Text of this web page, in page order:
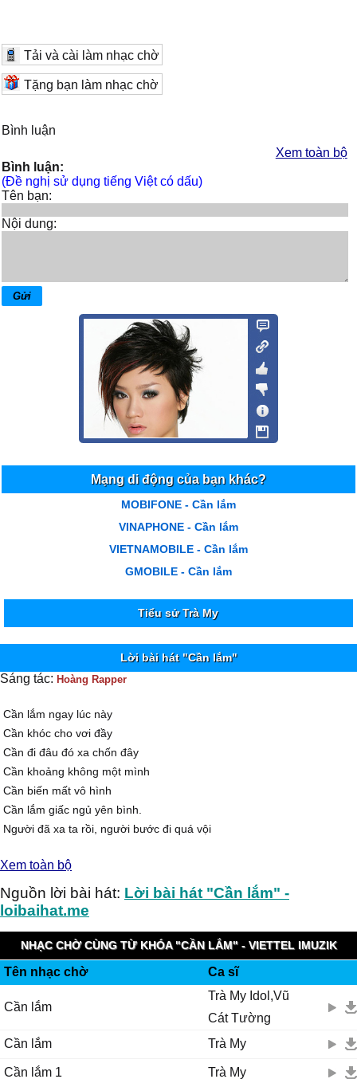
Tải và cài làm nhạc chờ
Tặng bạn làm nhạc chờ
Bình luận
Xem toàn bộ
Bình luận:
(Đề nghị sử dụng tiếng Việt có dấu)
Tên bạn:
Nội dung:
Mạng di động của bạn khác?
MOBIFONE - Cần lắm
VINAPHONE - Cần lắm
VIETNAMOBILE - Cần lắm
GMOBILE - Cần lắm
Tiểu sử Trà My
Lời bài hát "Cần lắm"
Sáng tác: Hoàng Rapper
Cần lắm ngay lúc này
Cần khóc cho vơi đầy
Cần đi đâu đó xa chốn đây
Cần khoảng không một mình
Cần biến mất vô hình
Cần lắm giấc ngủ yên bình.
Người đã xa ta rồi, người bước đi quá vội
Người để lại những nụ cười hờ hững
Bỏ lại một người ở sau lưng.
Biết đâu chữ ngờ, cũng biết không bao giờ
Có thể nào quay ngược thời gian
Mà sao bao bết thương vẫn chưa lành vấn vương
Gửi đợi chờ vào hư vô.
Cố quên trong lòng, cố gắng nuôi hi vọng
Cố giấu chôn sâu một niềm đau
Xem toàn bộ
Nguồn lời bài hát: Lời bài hát "Cần lắm" -
loibaihat.me
NHẠC CHỜ CÙNG TỪ KHÓA "CẦN LẮM" - VIETTEL IMUZIK
Tên nhạc chờ Ca sĩ
Cần lắm
Trà My Idol,Vũ
Cát Tường
Cần lắm
Trà My
Cần lắm 1 Trà My